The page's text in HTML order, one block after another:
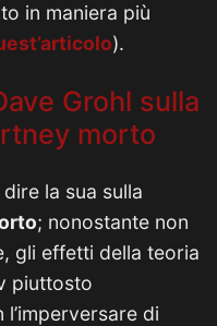
in maniera più
).
Grohl sulla
morto
la sua sulla
; nonostante non
gli effetti della teoria
piuttosto
di